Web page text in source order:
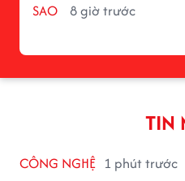
SAO 8 giờ trước
TIN
CÔNG NGHỆ 1 phút trước